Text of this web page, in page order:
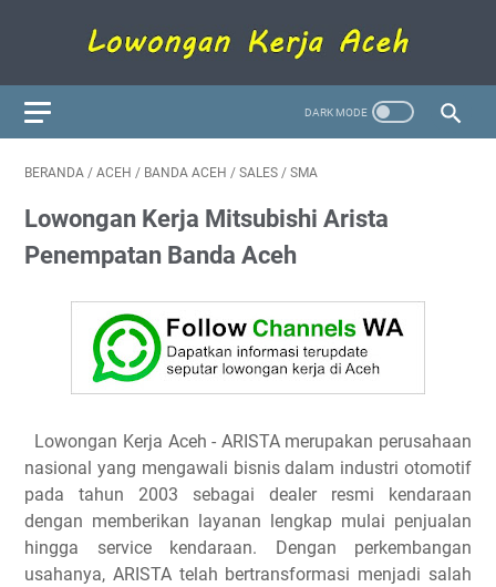
BERANDA / ACEH / BANDA ACEH / SALES / SMA
Lowongan Kerja Mitsubishi Arista
Penempatan Banda Aceh
Lowongan Kerja Aceh - ARISTA merupakan perusahaan
nasional yang mengawali bisnis dalam industri otomotif
pada tahun 2003 sebagai dealer resmi kendaraan
dengan memberikan layanan lengkap mulai penjualan
hingga service kendaraan. Dengan perkembangan
usahanya, ARISTA telah bertransformasi menjadi salah